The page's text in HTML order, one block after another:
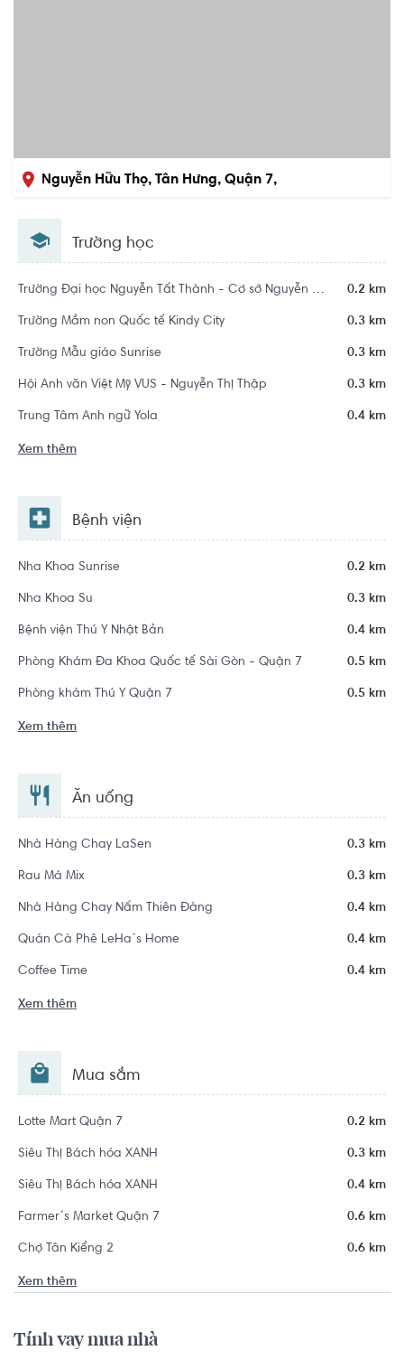
Nguyễn Hữu Thọ, Tân Hưng, Quận 7,
Khu dân cư Him Lam Tân Hưng
Trường học
Trường Đại học Nguyễn Tất Thành - Cơ sở Nguyễn Hữu Thọ 0.2 km
Trường Mầm non Quốc tế Kindy City 0.3 km
Trường Mẫu giáo Sunrise 0.3 km
Hội Anh văn Việt Mỹ VUS - Nguyễn Thị Thập 0.3 km
Trung Tâm Anh ngữ Yola 0.4 km
Xem thêm
Bệnh viện
Nha Khoa Sunrise 0.2 km
Nha Khoa Su 0.3 km
Bệnh viện Thú Y Nhật Bản 0.4 km
Phòng Khám Đa Khoa Quốc tế Sài Gòn - Quận 7 0.5 km
Phòng khám Thú Y Quận 7 0.5 km
Xem thêm
Ăn uống
Nhà Hàng Chay LaSen 0.3 km
Rau Má Mix 0.3 km
Nhà Hàng Chay Nấm Thiên Đàng 0.4 km
Quán Cà Phê LeHa´s Home 0.4 km
Coffee Time 0.4 km
Xem thêm
Mua sắm
Lotte Mart Quận 7 0.2 km
Siêu Thị Bách hóa XANH 0.3 km
Siêu Thị Bách hóa XANH 0.4 km
Farmer´s Market Quận 7 0.6 km
Chợ Tân Kiểng 2 0.6 km
Xem thêm
Tính vay mua nhà